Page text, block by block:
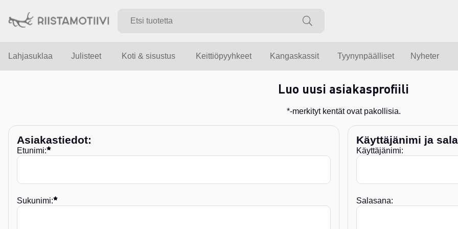
Lahjasuklaa Julisteet Koti & sisustus Keittiöpyyhkeet Kangaskassit Tyynynpäälliset Nyheter
Luo uusi asiakasprofiili
*-merkityt kentät ovat pakollisia.
Asiakastiedot:
Etunimi:
Sukunimi:
Käyttäjänimi ja
Käyttäjänimi:
Salasana: